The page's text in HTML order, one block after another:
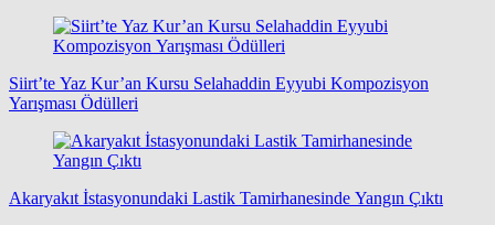
Siirt’te Yaz Kur’an Kursu Selahaddin Eyyubi Kompozisyon
Yarışması Ödülleri
Akaryakıt İstasyonundaki Lastik Tamirhanesinde Yangın Çıktı